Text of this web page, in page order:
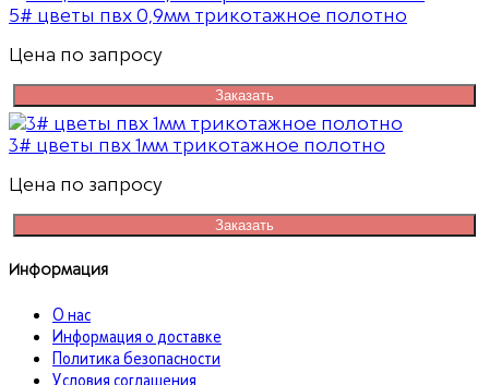
5# цветы пвх 0,9мм трикотажное полотно
Цена по запросу
Заказать
3# цветы пвх 1мм трикотажное полотно
Цена по запросу
Заказать
Информация
О нас
Информация о доставке
Политика безопасности
Условия соглашения